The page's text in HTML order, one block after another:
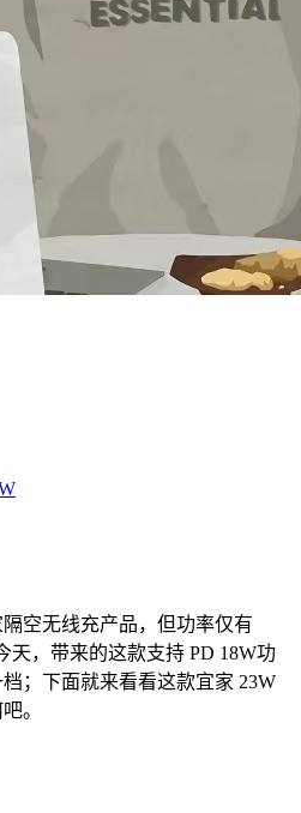
空无线充产品，但功率仅有
天，带来的这款支持 PD 18W功
；下面就来看看这款宜家 23W
。